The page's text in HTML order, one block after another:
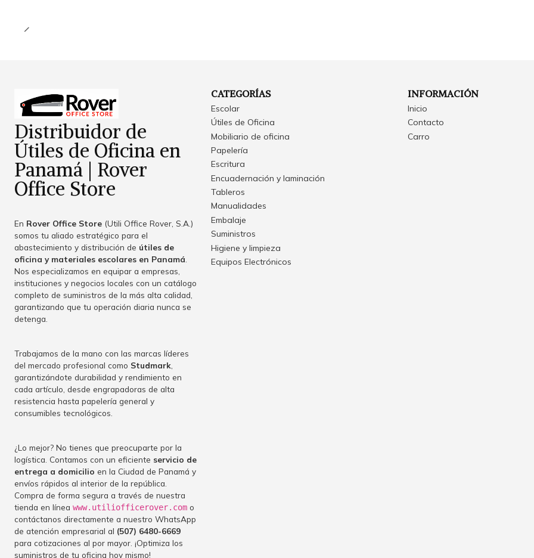
Distribuidor de
Útiles de Oficina en
Panamá | Rover
Office Store
En Rover Office Store (Utili Office Rover, S.A.)
somos tu aliado estratégico para el
abastecimiento y distribución de útiles de
oficina y materiales escolares en Panamá
Nos especializamos en equipar a empresas,
instituciones y negocios locales con un catálogo
completo de suministros de la más alta calidad,
garantizando que tu operación diaria nunca se
detenga.
Trabajamos de la mano con las marcas líderes
del mercado profesional como Studmark
garantizándote durabilidad y rendimiento en
cada artículo, desde engrapadoras de alta
resistencia hasta papelería general y
consumibles tecnológicos.
¿Lo mejor? No tienes que preocuparte por la
logística. Contamos con un eficiente servicio de
entrega a domicilio en la Ciudad de Panamá y
envíos rápidos al interior de la república.
Compra de forma segura a través de nuestra
tienda en línea www.utiliofficerover.com o
contáctanos directamente a nuestro WhatsApp
de atención empresarial al (507) 6480-6669
para cotizaciones al por mayor. ¡Optimiza los
suministros de tu oficina hoy mismo!
CATEGORÍAS
Escolar
Útiles de Oficina
Mobiliario de oficina
Papelería
Escritura
Encuadernación y laminación
Tableros
Manualidades
Embalaje
Suministros
Higiene y limpieza
Equipos Electrónicos
INFORMACIÓN
Inicio
Contacto
Carro